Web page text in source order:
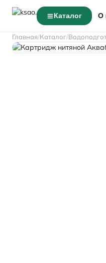
Каталог О
Главная Каталог